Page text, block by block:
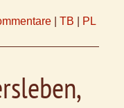
TB PL